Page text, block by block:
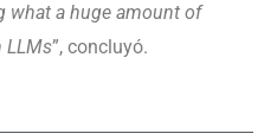
what a huge amount of
LLMs”, concluyó.